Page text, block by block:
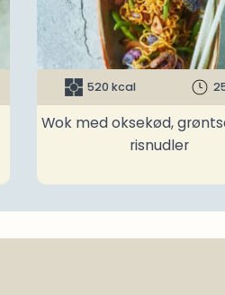
520 kcal
Wok med oksekød,
risnudler